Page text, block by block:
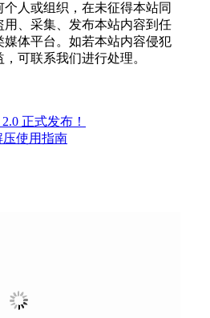
人或组织，在未征得本站同
用、采集、发布本站内容到任
媒体平台。如若本站内容侵犯
可联系我们进行处理。
正式发布！
压使用指南